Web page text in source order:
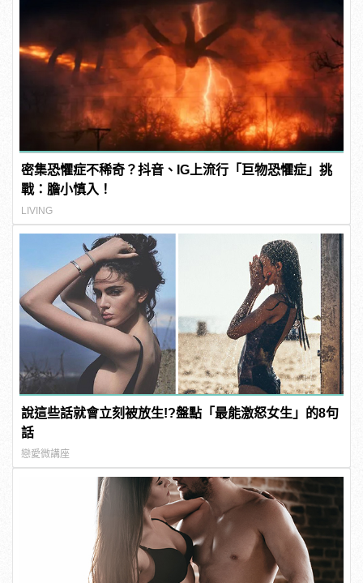
密集恐懼症不稀奇？抖音、IG上流行「巨物恐懼症」挑
戰：膽小慎入！
LIVING
說這些話就會立刻被放生!?盤點「最能激怒女生」的8句
話
戀愛微講座